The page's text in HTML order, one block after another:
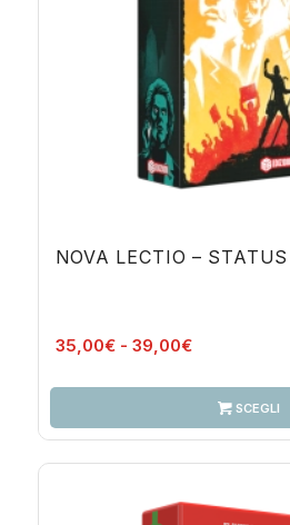
NOVA LECTIO – STATUS
35,00€ - 39,00€Fascia
39,00€
SCEGLI